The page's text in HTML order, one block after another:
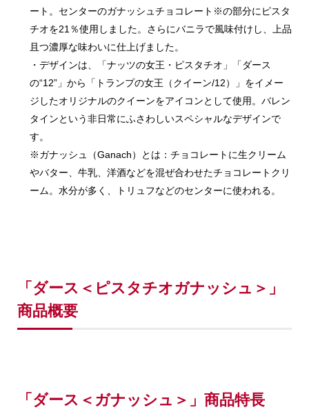
ート。センターのガナッシュチョコレート※の部分にピスタ
チオを21％使用しました。さらにバニラで風味付けし、上品
且つ濃厚な味わいに仕上げました。
・デザインは、「ナッツの女王・ピスタチオ」「ダース
の“12”」から「トランプの女王（クイーン/12）」をイメー
ジしたオリジナルのクイーンをアイコンとして使用。バレン
タインという非日常にふさわしいスペシャルなデザインで
す。
※ガナッシュ（Ganach）とは：チョコレートに生クリーム
やバター、牛乳、洋酒などを混ぜ合わせたチョコレートクリ
ーム。水分が多く、トリュフなどのセンターに使われる。
「ダース＜ピスタチオガナッシュ＞」
商品概要
「ダース＜ガナッシュ＞」商品特長